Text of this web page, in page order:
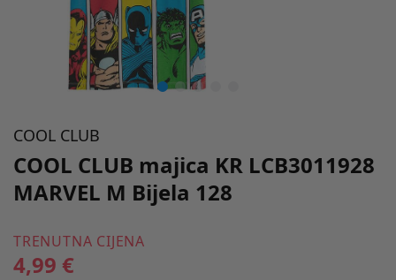
COOL CLUB
COOL CLUB majica KR LCB3011928
MARVEL M Bijela 128
TRENUTNA CIJENA
4,99 €